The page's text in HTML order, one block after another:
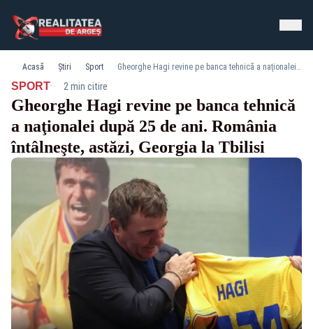
Acasă Știri Sport Gheorghe Hagi revine pe banca tehnică a naţionalei după 25 de ani. România întâlneşte, astăzi, Georgia la Tbilisi
SPORT· 2 min citire
Gheorghe Hagi revine pe banca tehnică
a naţionalei după 25 de ani. România
întâlneşte, astăzi, Georgia la Tbilisi